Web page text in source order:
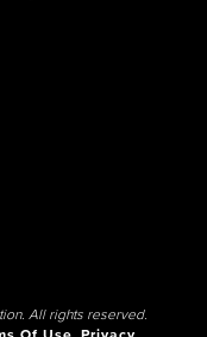
All rights reserved.